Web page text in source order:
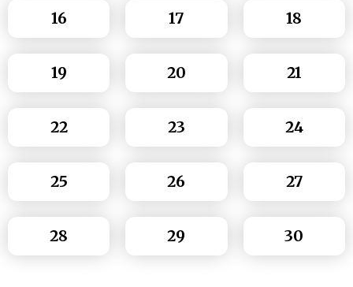
16 17 18
19 20 21
22 23 24
25 26 27
28 29 30